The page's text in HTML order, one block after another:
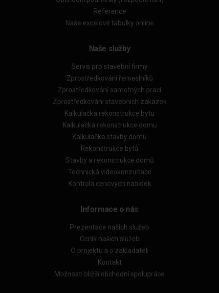
Reference
Naše excelové tabulky online
Naše služby
Servis pro stavební firmy
Zprostředkování řemeslníků
Zprostředkování samotných prací
Zprostředkování stavebních zakázek
Kalkulačka rekonstrukce bytu
Kalkulačka rekonstrukce domu
Kalkulačka stavby domu
Rekonstrukce bytů
Stavby a rekonstrukce domů
Technická videokonzultace
Kontrola cenových nabídek
Informace o nás
Prezentace našich služeb
Ceník našich služeb
O projektu a o zakladateli
Kontakt
Možnosti bližší obchodní spolupráce